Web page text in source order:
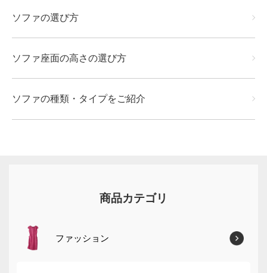
ソファの選び方
ソファ座面の高さの選び方
ソファの種類・タイプをご紹介
商品カテゴリ
ファッション